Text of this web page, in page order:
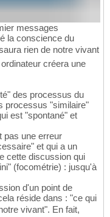
messages
la conscience du
rien de notre vivant
créera une
des processus du
processus "similaire"
est "spontané" et
pas une erreur
et qui a un
cette discussion qui
(focométrie) : jusqu'à
d'un point de
réside dans : "ce qui
vivant". En fait,